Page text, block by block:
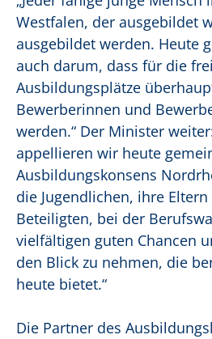
Westfalen, der ausgebildet
ausgebildet werden. Heute
auch darum, dass für die
Ausbildungsplätze
Bewerberinnen und
werden.“ Der Minister
appellieren wir heute
Ausbildungskonsens
die Jugendlichen, ihre
Beteiligten, bei der
vielfältigen guten Chancen
den Blick zu nehmen, die
heute bietet.“
Die Partner des